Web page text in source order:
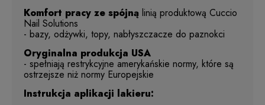
Komfort pracy ze spójną linią produktową Cuccio
Nail Solutions
- bazy, odżywki, topy, nabłyszczacze do paznokci
Oryginalna produkcja USA
- spełniają restrykcyjne amerykańskie normy, które są
ostrzejsze niż normy Europejskie
Instrukcja aplikacji lakieru: